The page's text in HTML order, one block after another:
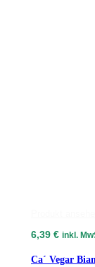
6,39 € inkl.
Ca´ Vegar